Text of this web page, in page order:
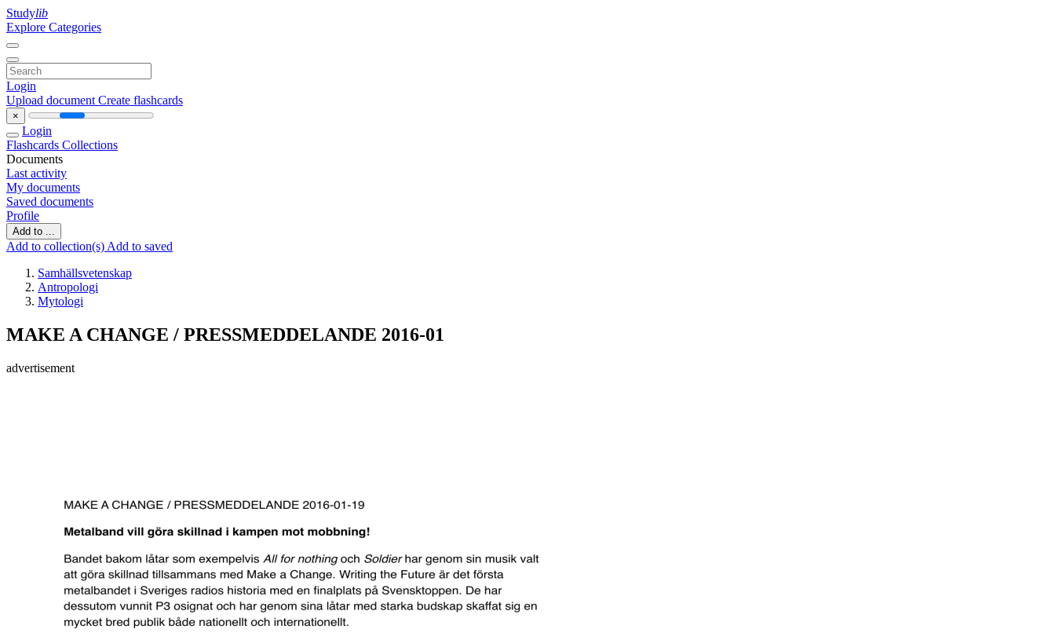
Studylib
Explore Categories
Login
Upload document Create flashcards
×
Login
Flashcards Collections
Documents
Last activity
My documents
Saved documents
Profile
Add to ...
Add to collection(s) Add to saved
Samhällsvetenskap
Antropologi
Mytologi
MAKE A CHANGE / PRESSMEDDELANDE 2016-01
advertisement